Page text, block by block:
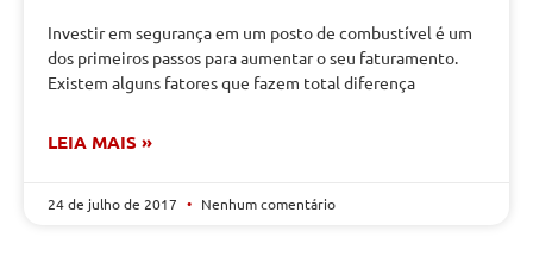
Investir em segurança em um posto de combustível é um
dos primeiros passos para aumentar o seu faturamento.
Existem alguns fatores que fazem total diferença
LEIA MAIS »
24 de julho de 2017 Nenhum comentário